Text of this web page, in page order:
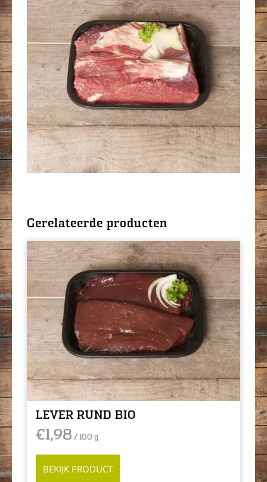
Gerelateerde producten
LEVER RUND BIO
€1,98 / 100 g
BEKIJK PRODUCT